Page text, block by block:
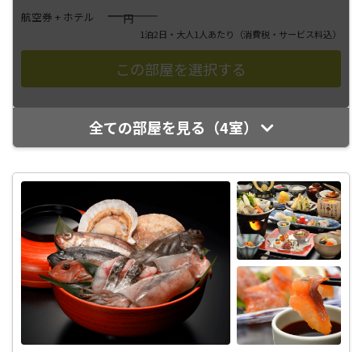
航空券 + ホテル ――――円
1泊2日・大人1人あたり （消費税・サービス料込）
全ての部屋を見る（4室）